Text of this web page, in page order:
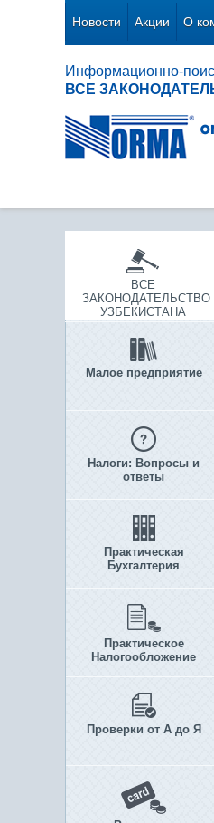
Новости Акции О
Информационно-
ВСЕ
ВСЕ
ЗАКОНОДАТЕЛЬСТВО
УЗБЕКИСТАНА
Малое предприятие
Налоги: Вопросы и
ответы
Практическая
Бухгалтерия
Практическое
Налогообложение
Проверки от А до Я